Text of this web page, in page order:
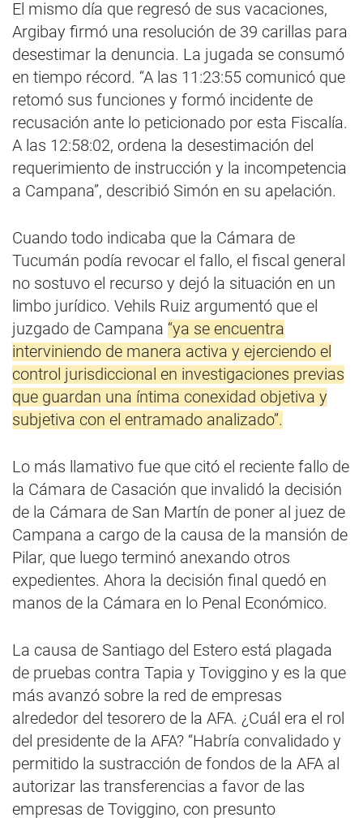
El mismo día que regresó de sus vacaciones,
Argibay firmó una resolución de 39 carillas para
desestimar la denuncia. La jugada se consumó
en tiempo récord. “A las 11:23:55 comunicó que
retomó sus funciones y formó incidente de
recusación ante lo peticionado por esta Fiscalía.
A las 12:58:02, ordena la desestimación del
requerimiento de instrucción y la incompetencia
a Campana”, describió Simón en su apelación.
Cuando todo indicaba que la Cámara de
Tucumán podía revocar el fallo, el fiscal general
no sostuvo el recurso y dejó la situación en un
limbo jurídico. Vehils Ruiz argumentó que el
juzgado de Campana “ya se encuentra
interviniendo de manera activa y ejerciendo el
control jurisdiccional en investigaciones previas
que guardan una íntima conexidad objetiva y
subjetiva con el entramado analizado”.
Lo más llamativo fue que citó el reciente fallo de
la Cámara de Casación que invalidó la decisión
de la Cámara de San Martín de poner al juez de
Campana a cargo de la causa de la mansión de
Pilar, que luego terminó anexando otros
expedientes. Ahora la decisión final quedó en
manos de la Cámara en lo Penal Económico.
La causa de Santiago del Estero está plagada
de pruebas contra Tapia y Toviggino y es la que
más avanzó sobre la red de empresas
alrededor del tesorero de la AFA. ¿Cuál era el rol
del presidente de la AFA? “Habría convalidado y
permitido la sustracción de fondos de la AFA al
autorizar las transferencias a favor de las
empresas de Toviggino, con presunto